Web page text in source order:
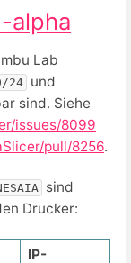
alpha
Lab
24 und
sind. Siehe
issues/8099
pull/8256.
sind
Drucker:
IP-